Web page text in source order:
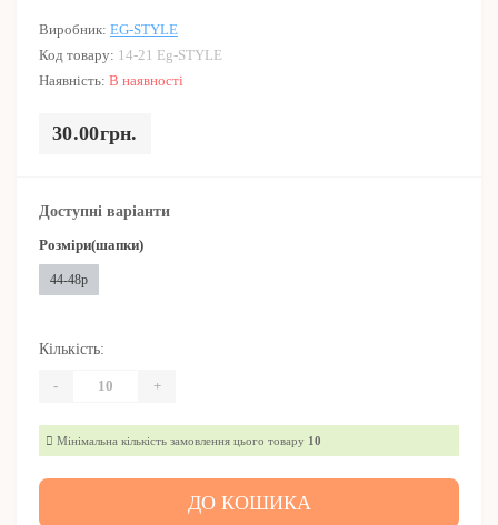
Виробник: EG-STYLE
Код товару: 14-21 Eg-STYLE
Наявність: В наявності
30.00грн.
Доступні варіанти
Розміри(шапки)
44-48р
Кількість:
- +
Мінімальна кількість замовлення цього товару 10
ДО КОШИКА